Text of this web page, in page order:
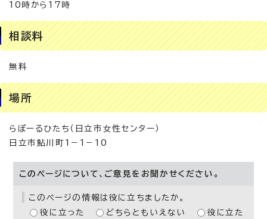
10時から17時
相談料
無料
場所
らぽーるひたち（日立市女性センター）
日立市鮎川町1－1－10
このページについて、ご意見をお聞かせください。
このページの情報は役に立ちましたか。
役に立った
どちらともいえない
役に立た